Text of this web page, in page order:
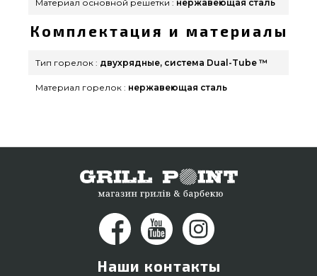
Материал основной решетки : нержавеющая сталь
Комплектация и материалы
Тип горелок : двухрядные, система Dual-Tube ™
Материал горелок : нержавеющая сталь
Наши контакты